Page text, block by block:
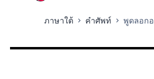
ภาษาใต้ คำศัพท์ พูดลอกอ